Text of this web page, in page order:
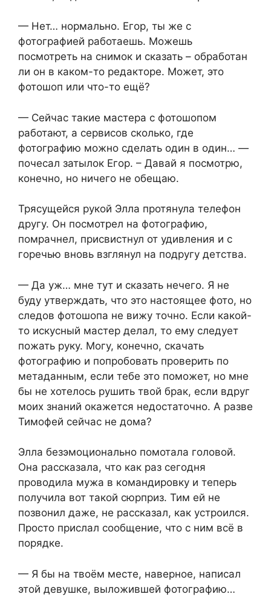
— Нет… нормально. Егор, ты же с
фотографией работаешь. Можешь
посмотреть на снимок и сказать – обработан
ли он в каком-то редакторе. Может, это
фотошоп или что-то ещё?
— Сейчас такие мастера с фотошопом
работают, а сервисов сколько, где
фотографию можно сделать один в один… —
почесал затылок Егор. – Давай я посмотрю,
конечно, но ничего не обещаю.
Трясущейся рукой Элла протянула телефон
другу. Он посмотрел на фотографию,
помрачнел, присвистнул от удивления и с
горечью вновь взглянул на подругу детства.
— Да уж… мне тут и сказать нечего. Я не
буду утверждать, что это настоящее фото, но
следов фотошопа не вижу точно. Если какой-
то искусный мастер делал, то ему следует
пожать руку. Могу, конечно, скачать
фотографию и попробовать проверить по
метаданным, если тебе это поможет, но мне
бы не хотелось рушить твой брак, если вдруг
моих знаний окажется недостаточно. А разве
Тимофей сейчас не дома?
Элла безэмоционально помотала головой.
Она рассказала, что как раз сегодня
проводила мужа в командировку и теперь
получила вот такой сюрприз. Тим ей не
позвонил даже, не рассказал, как устроился.
Просто прислал сообщение, что с ним всё в
порядке.
— Я бы на твоём месте, наверное, написал
этой девушке, выложившей фотографию…